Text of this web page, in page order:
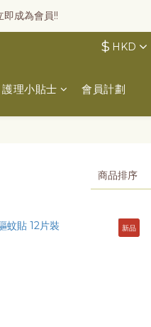
成為會員!!
$ HKD
護理小貼士 會員計劃
商品排序
新品